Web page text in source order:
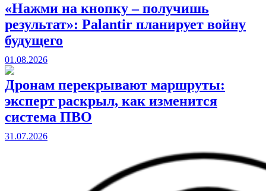
«Нажми на кнопку – получишь
результат»: Palantir планирует войну
будущего
01.08.2026
Дронам перекрывают маршруты:
эксперт раскрыл, как изменится
система ПВО
31.07.2026